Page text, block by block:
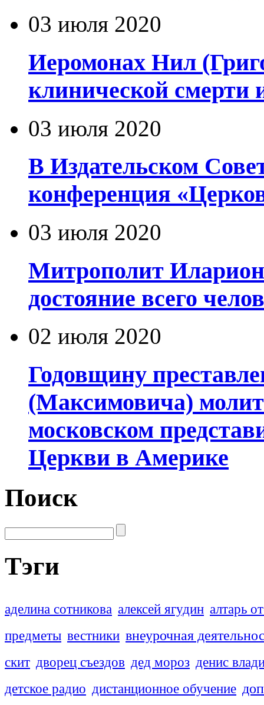
03 июля 2020
Иеромонах Нил
клинической смерти
03 июля 2020
В Издательском
конференция
03 июля 2020
Митрополит
достояние всего
02 июля 2020
Годовщину
(Максимовича)
московском
Церкви в Америке
Поиск
Тэги
аделина сотникова алексей ягудин алтарь
предметы вестники внеурочная
скит дворец съездов дед мороз денис
детское радио дистанционное обучение